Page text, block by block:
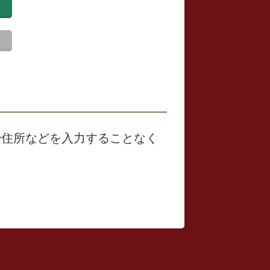
所などを入力することなく